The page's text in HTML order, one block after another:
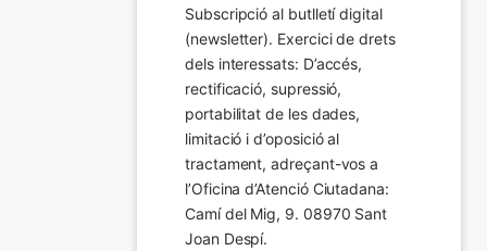
Subscripció al butlletí digital
(newsletter). Exercici de drets
dels interessats: D’accés,
rectificació, supressió,
portabilitat de les dades,
limitació i d’oposició al
tractament, adreçant-vos a
l’Oficina d’Atenció Ciutadana:
Camí del Mig, 9. 08970 Sant
Joan Despí.